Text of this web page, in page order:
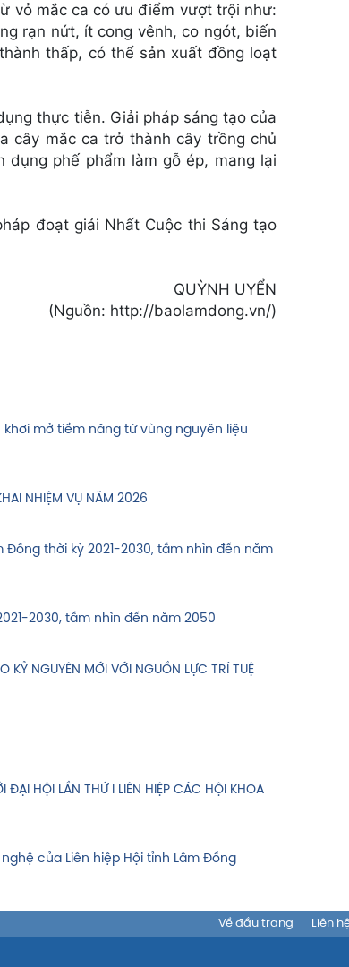
vỏ mắc ca có ưu điểm vượt trội như:
rạn nứt, ít cong vênh, co ngót, biến
thấp, có thể sản xuất đồng loạt
thực tiễn. Giải pháp sáng tạo của
cây mắc ca trở thành cây trồng chủ
phế phẩm làm gỗ ép, mang lại
đoạt giải Nhất Cuộc thi Sáng tạo
QUỲNH UYỂN
(Nguồn: http://baolamdong.vn/)
mở tiềm năng từ vùng nguyên liệu
NHIỆM VỤ NĂM 2026
thời kỳ 2021-2030, tầm nhìn đến năm
2030, tầm nhìn đến năm 2050
KỶ NGUYÊN MỚI VỚI NGUỒN LỰC TRÍ TUỆ
HỘI LẦN THỨ I LIÊN HIỆP CÁC HỘI KHOA
của Liên hiệp Hội tỉnh Lâm Đồng
Về đầu trang Liên